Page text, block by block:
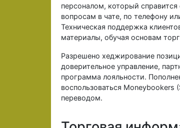
персоналом, который
вопросам в чате, по телефону
Техническая поддержка
материалы, обучая основам
Разрешено хеджирование
доверительное управление,
программа лояльности.
воспользоваться Moneybookers
переводом.